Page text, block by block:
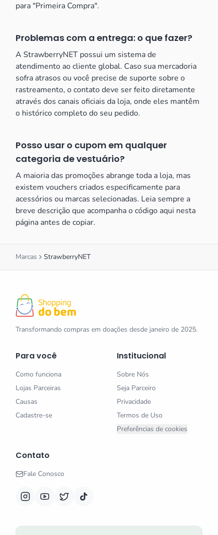
para "Primeira Compra".
Problemas com a entrega: o que fazer?
A StrawberryNET possui um sistema de
atendimento ao cliente global. Caso sua mercadoria
sofra atrasos ou você precise de suporte sobre o
rastreamento, o contato deve ser feito diretamente
através dos canais oficiais da loja, onde eles mantêm
o histórico completo do seu pedido.
Posso usar o cupom em qualquer
categoria de vestuário?
A maioria das promoções abrange toda a loja, mas
existem vouchers criados especificamente para
acessórios ou marcas selecionadas. Leia sempre a
breve descrição que acompanha o código aqui nesta
página antes de copiar.
Marcas StrawberryNET
Transformando compras em doações desde janeiro de 2025.
Para você
Como funciona
Lojas Parceiras
Causas
Cadastre-se
Institucional
Sobre Nós
Seja Parceiro
Privacidade
Termos de Uso
Preferências de cookies
Contato
Fale Conosco